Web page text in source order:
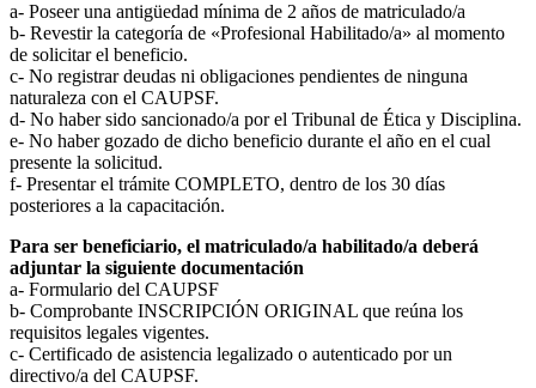
a- Poseer una antigüedad mínima de 2 años de matriculado/a
b- Revestir la categoría de «Profesional Habilitado/a» al momento
de solicitar el beneficio.
c- No registrar deudas ni obligaciones pendientes de ninguna
naturaleza con el CAUPSF.
d- No haber sido sancionado/a por el Tribunal de Ética y Disciplina.
e- No haber gozado de dicho beneficio durante el año en el cual
presente la solicitud.
f- Presentar el trámite COMPLETO, dentro de los 30 días
posteriores a la capacitación.
Para ser beneficiario, el matriculado/a habilitado/a deberá
adjuntar la siguiente documentación
a- Formulario del CAUPSF
b- Comprobante INSCRIPCIÓN ORIGINAL que reúna los
requisitos legales vigentes.
c- Certificado de asistencia legalizado o autenticado por un
directivo/a del CAUPSF.